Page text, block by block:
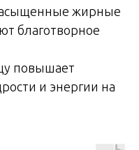
жирные
благотворное
повышает
и энергии на